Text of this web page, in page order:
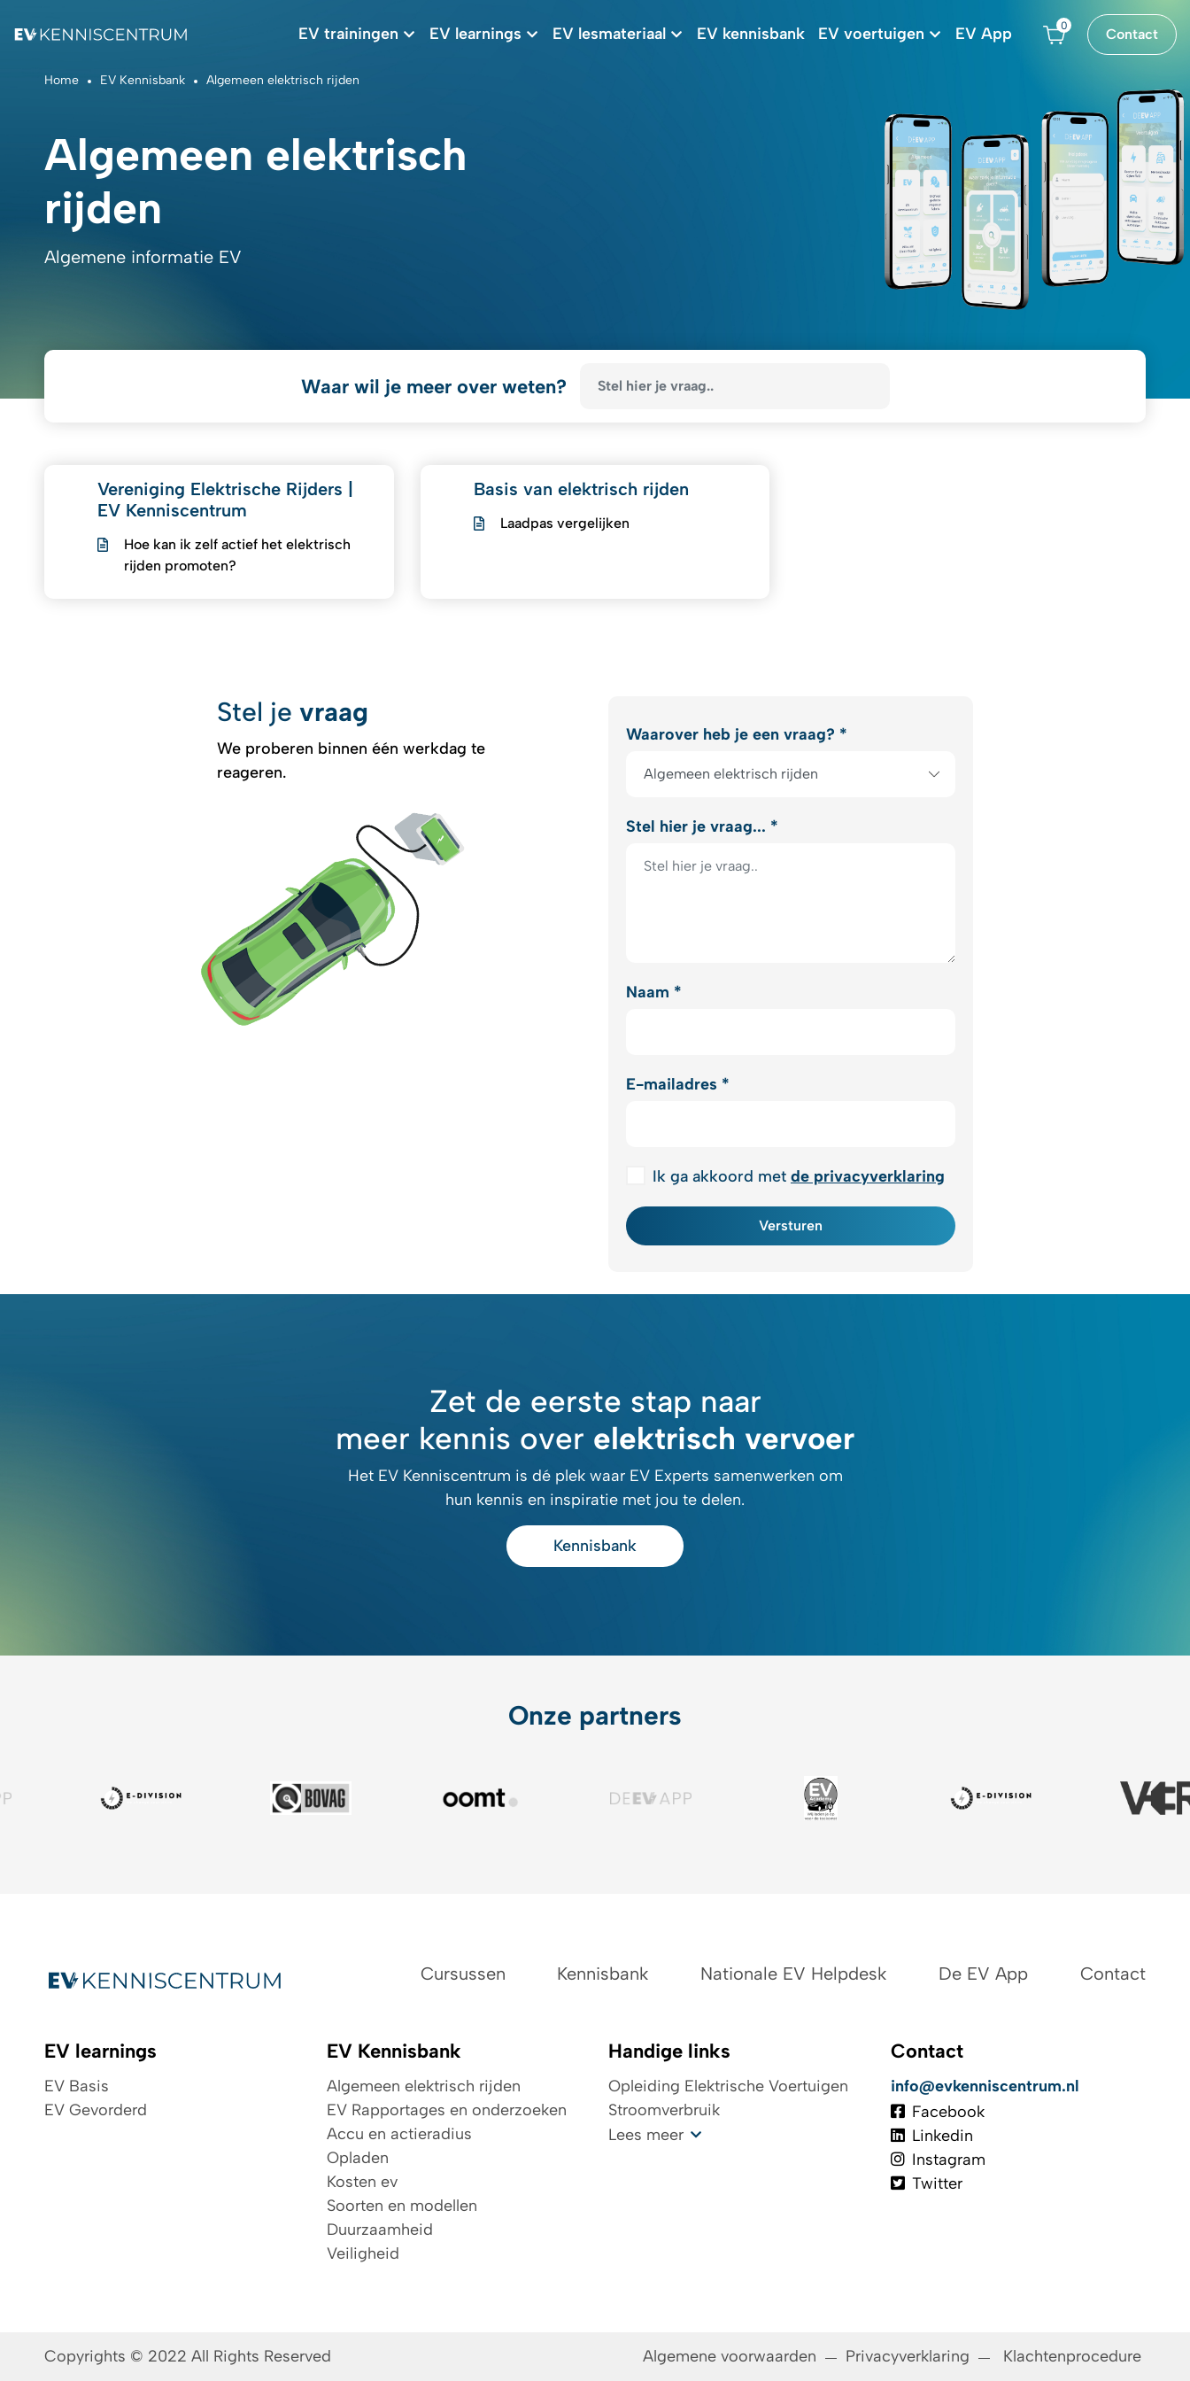
EV trainingen EV learnings EV lesmateriaal EV kennisbank EV voertuigen EV App 0 Contact
Home EV Kennisbank Algemeen elektrisch rijden
Algemeen elektrisch
rijden
Algemene informatie EV
Waar wil je meer over weten?
Vereniging Elektrische Rijders |
EV Kenniscentrum
Hoe kan ik zelf actief het elektrisch
rijden promoten?
Basis van elektrisch rijden
Laadpas vergelijken
Stel je vraag
We proberen binnen één werkdag te
reageren.
Waarover heb je een vraag? *
Stel hier je vraag... *
Naam *
E-mailadres *
Ik ga akkoord met de privacyverklaring
Versturen
Zet de eerste stap naar
meer kennis over elektrisch vervoer
Het EV Kenniscentrum is dé plek waar EV Experts samenwerken om
hun kennis en inspiratie met jou te delen.
Kennisbank
Onze partners
Cursussen Kennisbank Nationale EV Helpdesk De EV App Contact
EV learnings
EV Basis
EV Gevorderd
EV Kennisbank
Algemeen elektrisch rijden
EV Rapportages en onderzoeken
Accu en actieradius
Opladen
Kosten ev
Soorten en modellen
Duurzaamheid
Veiligheid
Handige links
Opleiding Elektrische Voertuigen
Stroomverbruik
Kosten oplaadpunt
Lees meer
Contact
info@evkenniscentrum.nl
Facebook
Linkedin
Instagram
Twitter
Copyrights © 2022 All Rights Reserved Algemene voorwaarden Privacyverklaring Klachtenprocedure